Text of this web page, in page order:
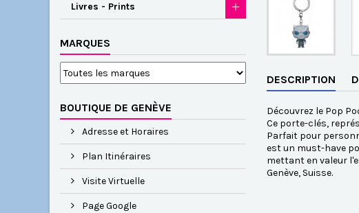
Livres - Prints
MARQUES
BOUTIQUE DE GENÈVE
Adresse et Horaires
Plan Itinéraires
Visite Virtuelle
Page Google
DESCRIPTION
Découvrez le Pop
Ce porte-clés,
Parfait pour
est un must-have
mettant en valeur
Genève, Suisse.